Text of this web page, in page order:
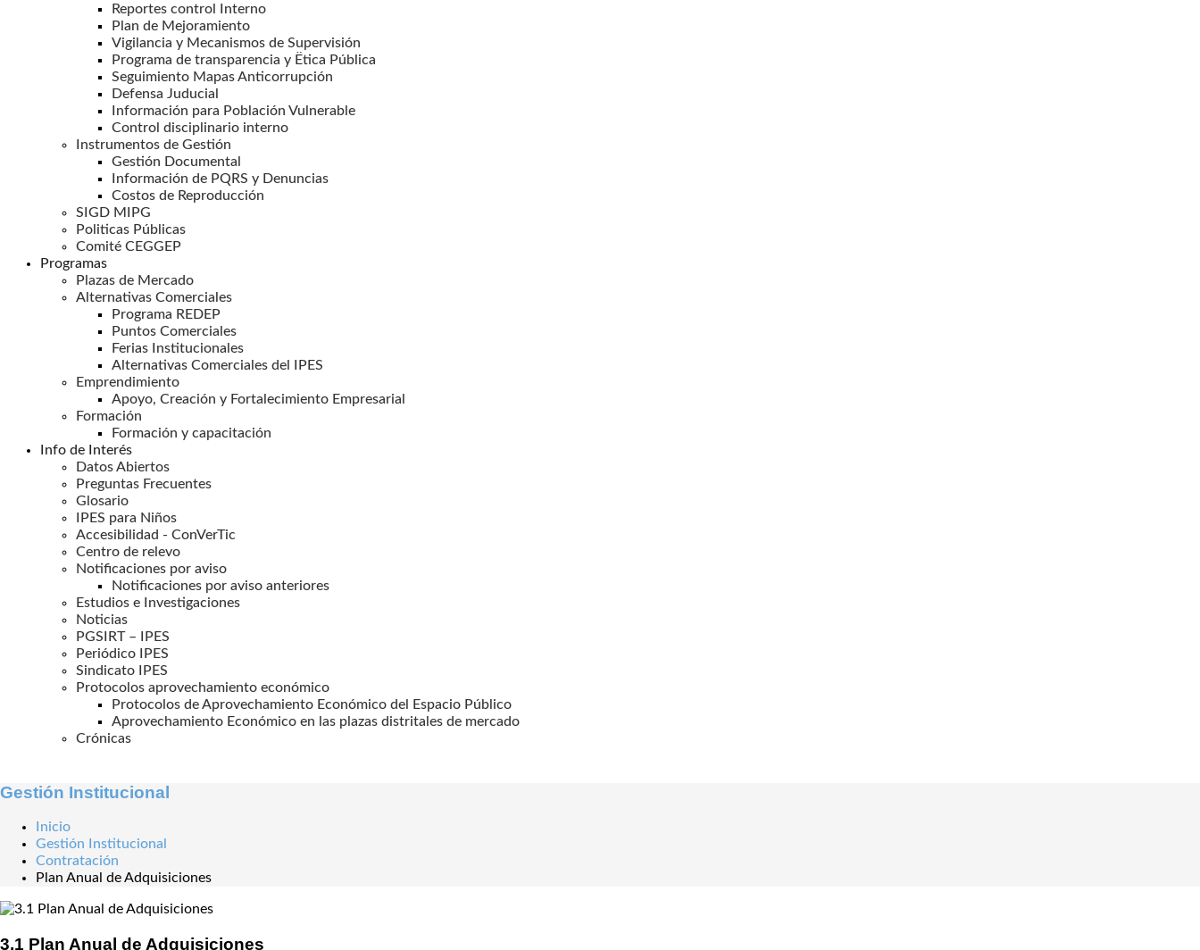
Reportes control Interno
Plan de Mejoramiento
Vigilancia y Mecanismos de Supervisión
Programa de transparencia y Ëtica Pública
Seguimiento Mapas Anticorrupción
Defensa Juducial
Información para Población Vulnerable
Control disciplinario interno
Instrumentos de Gestión
Gestión Documental
Información de PQRS y Denuncias
Costos de Reproducción
SIGD MIPG
Politicas Públicas
Comité CEGGEP
Programas
Plazas de Mercado
Alternativas Comerciales
Programa REDEP
Puntos Comerciales
Ferias Institucionales
Alternativas Comerciales del IPES
Emprendimiento
Apoyo, Creación y Fortalecimiento Empresarial
Formación
Formación y capacitación
Info de Interés
Datos Abiertos
Preguntas Frecuentes
Glosario
IPES para Niños
Accesibilidad - ConVerTic
Centro de relevo
Notificaciones por aviso
Notificaciones por aviso anteriores
Estudios e Investigaciones
Noticias
PGSIRT – IPES
Periódico IPES
Sindicato IPES
Protocolos aprovechamiento económico
Protocolos de Aprovechamiento Económico del Espacio Público
Aprovechamiento Económico en las plazas distritales de mercado
Crónicas
Gestión Institucional
Inicio
Gestión Institucional
Contratación
Plan Anual de Adquisiciones
3.1 Plan Anual de Adquisiciones